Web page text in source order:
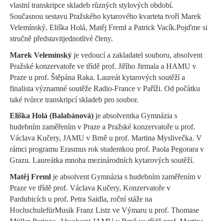
vlastní transkripce skladeb různých stylových období.
Současnou sestavu Pražského kytarového kvarteta tvoří Marek
Velemínský, Eliška Holá, Matěj Freml a Patrick Vacík.Pojďme si
stručně představitjednotlivé členy.
Marek Velemínský je vedoucí a zakladatel souboru, absolvent
Pražské konzervatoře ve třídě prof. Jiřího Jirmala a HAMU v
Praze u prof. Štěpána Raka. Laureát kytarových soutěží a
finalista významné soutěže Radio-France v Paříži. Od počátku
také tvůrce transkripcí skladeb pro soubor.
Eliška Holá (Balabánová) je absolventka Gymnázia s
hudebním zaměřením v Praze a Pražské konzervatoře u prof.
Václava Kučery, JAMU v Brně u prof. Martina Myslivečka. V
rámci programu Erasmus rok studentkou prof. Paola Pegorara v
Grazu. Laureátka mnoha mezinárodních kytarových soutěží.
Matěj Freml je absolvent Gymnázia s hudebním zaměřením v
Praze ve třídě prof. Václava Kučery, Konzervatoře v
Pardubicích u prof. Petra Saidla, roční stáže na
HochschulefürMusik Franz Listz ve Výmaru u prof. Thomase